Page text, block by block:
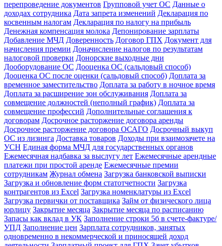
перепроведение документов Групповой учет ОС Данные о
доходах сотрудника Дата запрета изменений Декларация по
косвенным налогам Декларация по налогу на прибыль
Денежная компенсация молока Депонирование зарплаты
Добавление МЧД Доверенность Договор ГПХ Документ для
начисления премии Доначисление налогов по результатам
налоговой проверки Донорские выходные дни
Дооборудование ОС Дооценка ОС (сальдовый способ)
Дооценка ОС после оценки (сальдовый способ) Доплата за
временное заместительство Доплата за работу в ночное время
Доплата за расширение зон обслуживания Доплата за
совмещение должностей (неполный график) Доплата за
совмещение профессий Дополнительные соглашения к
договорам Досрочное расторжение договора аренды
Досрочное расторжение договора ОСАГО Досрочный выкуп
ОС из лизинга Доставка товаров Доходы при взаимозачете на
УСН Единая форма МЧД для государственных органов
Ежемесячная надбавка за выслугу лет Ежемесячные арендные
платежи при простой аренде Ежемесячные премии
сотрудникам Журнал обмена Загрузка банковской выписки
Загрузка и обновление форм статотчетности Загрузка
контрагентов из Excel Загрузка номенклатуры из Excel
Загрузка первички от поставщика Займ от физического лица
юрлицу Закрытие месяца Закрытие месяца по расписанию
Запасы как вклад в УК Заполнение строки 5б в счете-фактуре/
УПД Заполнение цен Зарплата сотрудников, занятых
одновременно в некоммерческой и приносящей доход